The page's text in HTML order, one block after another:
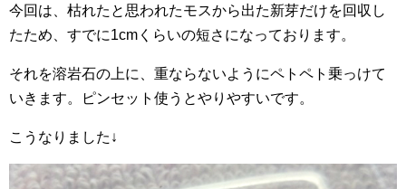
今回は、枯れたと思われたモスから出た新芽だけを回収し
たため、すでに1cmくらいの短さになっております。
それを溶岩石の上に、重ならないようにペトペト乗っけて
いきます。ピンセット使うとやりやすいです。
こうなりました↓